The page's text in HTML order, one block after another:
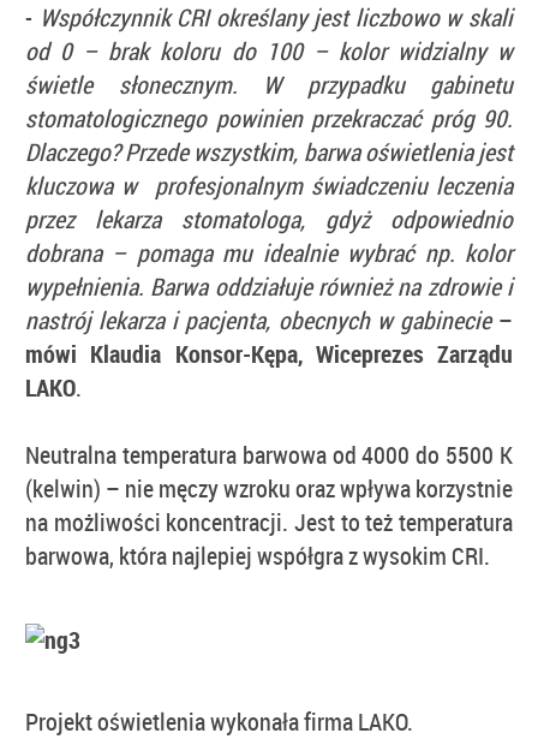
- Współczynnik CRI określany jest liczbowo w skali
od 0 – brak koloru do 100 – kolor widzialny w
świetle słonecznym. W przypadku gabinetu
stomatologicznego powinien przekraczać próg 90.
Dlaczego? Przede wszystkim, barwa oświetlenia jest
kluczowa w profesjonalnym świadczeniu leczenia
przez lekarza stomatologa, gdyż odpowiednio
dobrana – pomaga mu idealnie wybrać np. kolor
wypełnienia. Barwa oddziałuje również na zdrowie i
nastrój lekarza i pacjenta, obecnych w gabinecie–
mówi Klaudia Konsor-Kępa, Wiceprezes Zarządu
LAKO.
Neutralna temperatura barwowa od 4000 do 5500 K
(kelwin) – nie męczy wzroku oraz wpływa korzystnie
na możliwości koncentracji. Jest to też temperatura
barwowa, która najlepiej współgra z wysokim CRI.
Projekt oświetlenia wykonała firma LAKO.